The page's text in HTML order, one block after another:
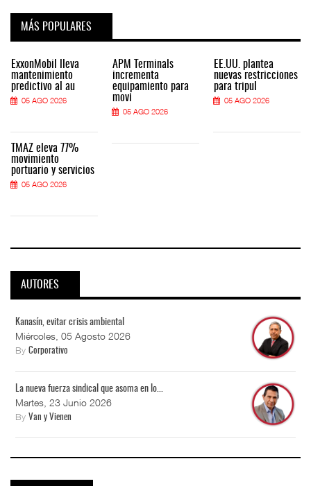
MÁS POPULARES
ExxonMobil lleva
mantenimiento
predictivo al au
05 AGO 2026
TMAZ eleva 77%
movimiento
portuario y servicios
05 AGO 2026
APM Terminals
incrementa
equipamiento para
movi
05 AGO 2026
EE.UU. plantea
nuevas restricciones
para tripul
05 AGO 2026
AUTORES
Kanasín, evitar crisis ambiental
Miércoles, 05 Agosto 2026
By Corporativo
La nueva fuerza sindical que asoma en lo...
Martes, 23 Junio 2026
By Van y Vienen